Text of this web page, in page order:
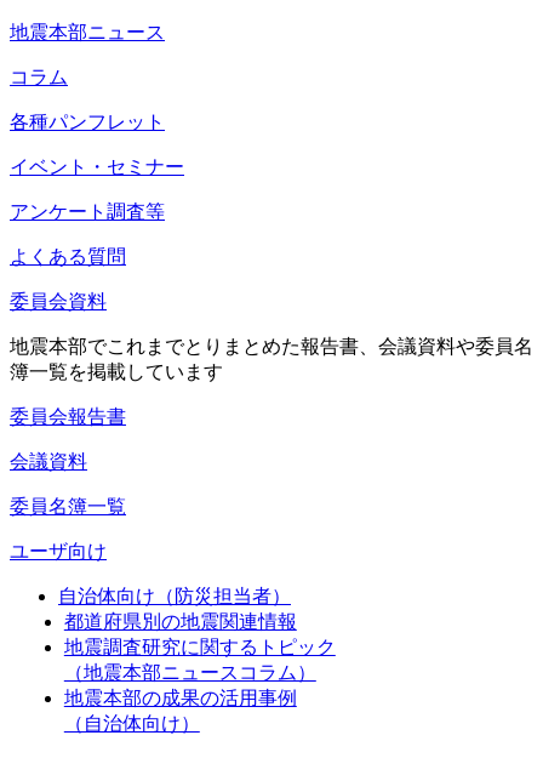
地震本部ニュース
コラム
各種パンフレット
イベント・セミナー
アンケート調査等
よくある質問
委員会資料
地震本部でこれまでとりまとめた報告書、会議資料や委員名
簿一覧を掲載しています
委員会報告書
会議資料
委員名簿一覧
ユーザ向け
自治体向け（防災担当者）
都道府県別の地震関連情報
地震調査研究に関するトピック
（地震本部ニュースコラム）
地震本部の成果の活用事例
（自治体向け）